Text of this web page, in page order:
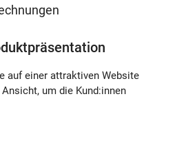
auf einer attraktiven Website
um die Kund:innen